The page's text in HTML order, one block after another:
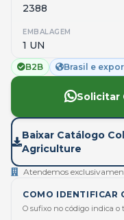
2388
EMBALAGEM
1 UN
B2B Brasil e
Solicitar
Baixar Catálogo
Agriculture
Atendemos
COMO IDENTIFICAR
O sufixo no código indica o